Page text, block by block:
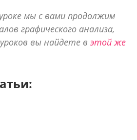
мы с вами продолжим
графического анализа,
вы найдете в этой же